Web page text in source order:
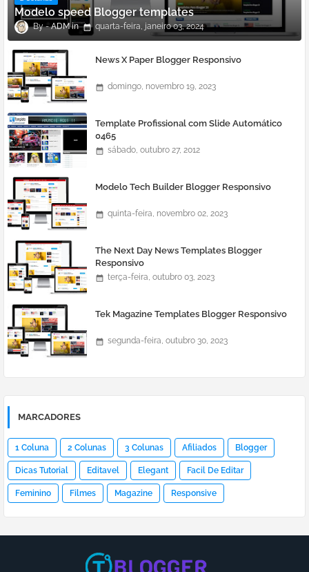
Modelo speed Blogger templates
ADM quarta-feira, janeiro 03, 2024
News X Paper Blogger Responsivo
domingo, novembro 19, 2023
Template Profissional com Slide Automático
0465
sábado, outubro 27, 2012
Modelo Tech Builder Blogger Responsivo
quinta-feira, novembro 02, 2023
The Next Day News Templates Blogger
Responsivo
terça-feira, outubro 03, 2023
Tek Magazine Templates Blogger Responsivo
segunda-feira, outubro 30, 2023
MARCADORES
1 Coluna 2 Colunas 3 Colunas Afiliados Blogger
Dicas Tutorial Editavel Elegant Facil De Editar
Feminino Filmes Magazine Responsive